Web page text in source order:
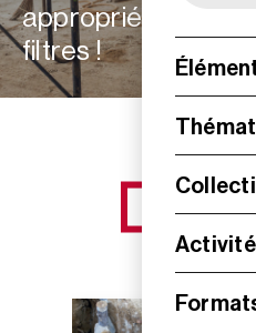
appropriées à vos
filtres !
NOS